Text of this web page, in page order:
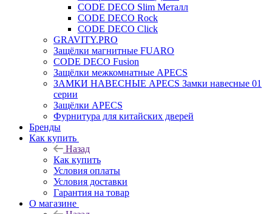
CODE DECO Slim Металл
CODE DECO Rock
CODE DECO Click
GRAVITY.PRO
Защёлки магнитные FUARO
CODE DECO Fusion
Защёлки межкомнатные APECS
ЗАМКИ НАВЕСНЫЕ APECS Замки навесные 01
серии
Защёлки APECS
Фурнитура для китайских дверей
Бренды
Как купить
Назад
Как купить
Условия оплаты
Условия доставки
Гарантия на товар
О магазине